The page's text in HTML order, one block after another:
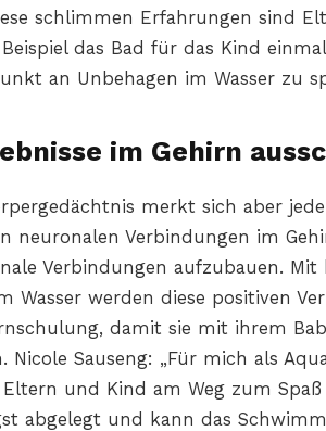
schlimmen Erfahrungen sind
das Bad für das Kind
an Unbehagen im Wasser zu
im Gehirn
merkt sich aber
neuronalen Verbindungen im
Verbindungen aufzubauen.
Wasser werden diese positiven
damit sie mit ihrem
Nicole Sauseng: „Für mich als
und Kind am Weg zum Spaß
abgelegt und kann das